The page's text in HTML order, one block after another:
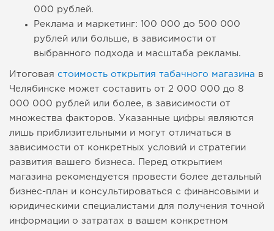
000 рублей.
Реклама и маркетинг: 100 000 до 500 000
рублей или больше, в зависимости от
выбранного подхода и масштаба рекламы.
Итоговая стоимость открытия табачного магазина в
Челябинске может составить от 2 000 000 до 8
000 000 рублей или более, в зависимости от
множества факторов. Указанные цифры являются
лишь приблизительными и могут отличаться в
зависимости от конкретных условий и стратегии
развития вашего бизнеса. Перед открытием
магазина рекомендуется провести более детальный
бизнес-план и консультироваться с финансовыми и
юридическими специалистами для получения точной
информации о затратах в вашем конкретном